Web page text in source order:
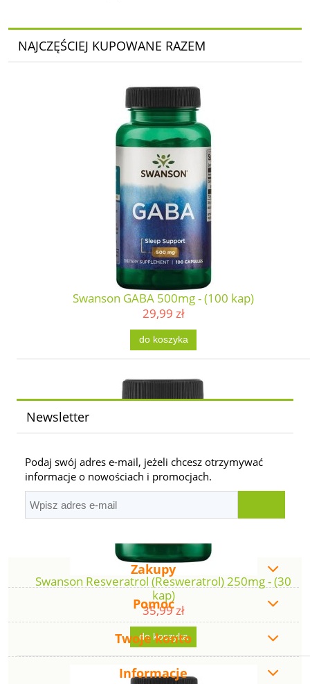
NAJCZĘŚCIEJ KUPOWANE RAZEM
Swanson GABA 500mg - (100 kap)
29,99 zł
do koszyka
Swanson Resveratrol (Resweratrol) 250mg - (30
kap)
35,99 zł
do koszyka
Newsletter
Podaj swój adres e-mail, jeżeli chcesz otrzymywać
informacje o nowościach i promocjach.
Zakupy
Pomoc
Twoje konto
Informacje